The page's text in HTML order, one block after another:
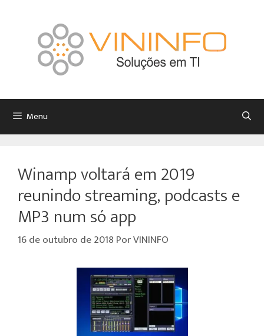
Menu
Winamp voltará em 2019
reunindo streaming, podcasts e
MP3 num só app
16 de outubro de 2018 PorVININFO